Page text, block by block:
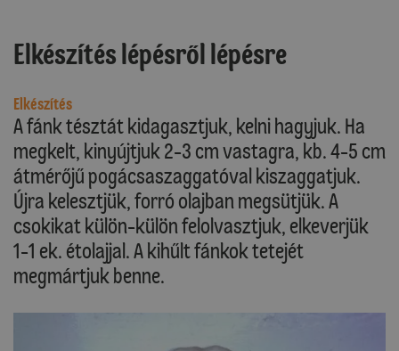
Elkészítés lépésről lépésre
Elkészítés
A fánk tésztát kidagasztjuk, kelni hagyjuk. Ha
megkelt, kinyújtjuk 2-3 cm vastagra, kb. 4-5 cm
átmérőjű pogácsaszaggatóval kiszaggatjuk.
Újra kelesztjük, forró olajban megsütjük. A
csokikat külön-külön felolvasztjuk, elkeverjük
1-1 ek. étolajjal. A kihűlt fánkok tetejét
megmártjuk benne.